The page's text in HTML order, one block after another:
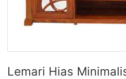
Lemari Hias